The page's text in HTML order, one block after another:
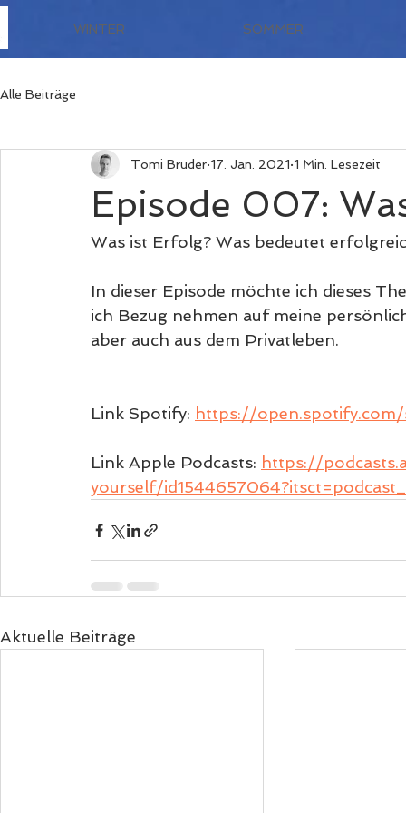
WINTER SOMMER
Alle Beiträge
Episode 007:
Tomi Bruder 17. Jan. 2021 1 Min. Lesezeit
Was ist Erfolg? Was bedeutet
In dieser Episode möchte ich dieses
ich Bezug nehmen auf meine
aber auch aus dem Privatleben.
Link Spotify: https://
Link Apple Podcasts: https://
yourself/
Aktuelle Beiträge